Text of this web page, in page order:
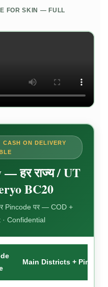
FOR SKIN — FULL
ON DELIVERY
हर राज्य / UT
BC20
Pincode पर — COD +
· Confidential
Main Districts + Pincode